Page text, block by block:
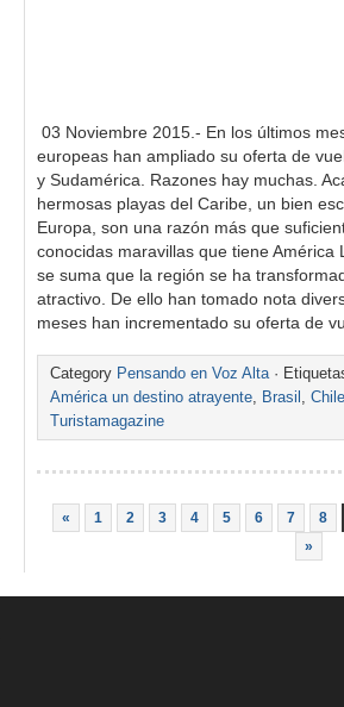
03 Noviembre 2015.- En los últimos
europeas han ampliado su oferta de
y Sudamérica. Razones hay muchas.
hermosas playas del Caribe, un bien
Europa, son una razón más que
conocidas maravillas que tiene
se suma que la región se ha
atractivo. De ello han tomado nota
meses han incrementado su oferta de
Category Pensando en Voz Alta·
América un destino atrayente, Brasil , Chile
Turistamagazine
« 1 2 3 4 5 6 7
8
»